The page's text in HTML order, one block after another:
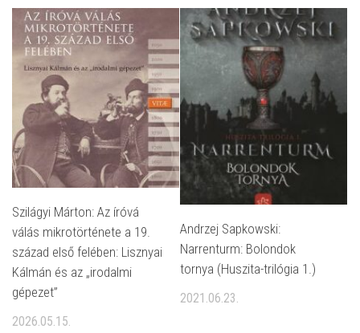
Szilágyi Márton: Az íróvá
válás mikrotörténete a 19.
század első felében: Lisznyai
Kálmán és az „irodalmi
gépezet”
2026.05.15.
Andrzej Sapkowski:
Narrenturm: Bolondok
tornya (Huszita-trilógia 1.)
2021.06.23.